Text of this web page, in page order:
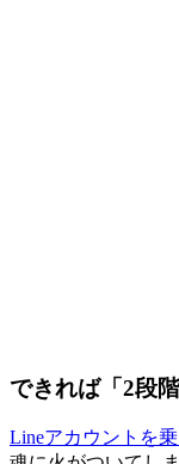
できれば「2段
Lineアカウントを